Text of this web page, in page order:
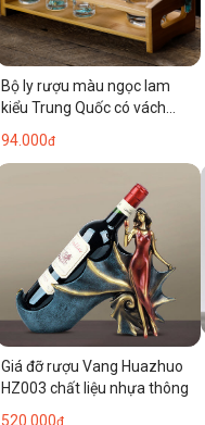
Bộ ly rượu màu ngọc lam
kiểu Trung Quốc có vách
ly rượu mạnh và giá đỡ ly
94.000đ
Giá đỡ rượu Vang Huazhuo
HZ003 chất liệu nhựa thông
520.000đ